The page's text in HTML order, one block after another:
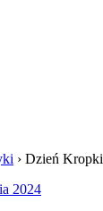
› Dzień Kropki
2024